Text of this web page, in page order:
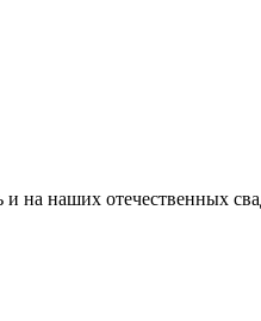
на наших отечественных